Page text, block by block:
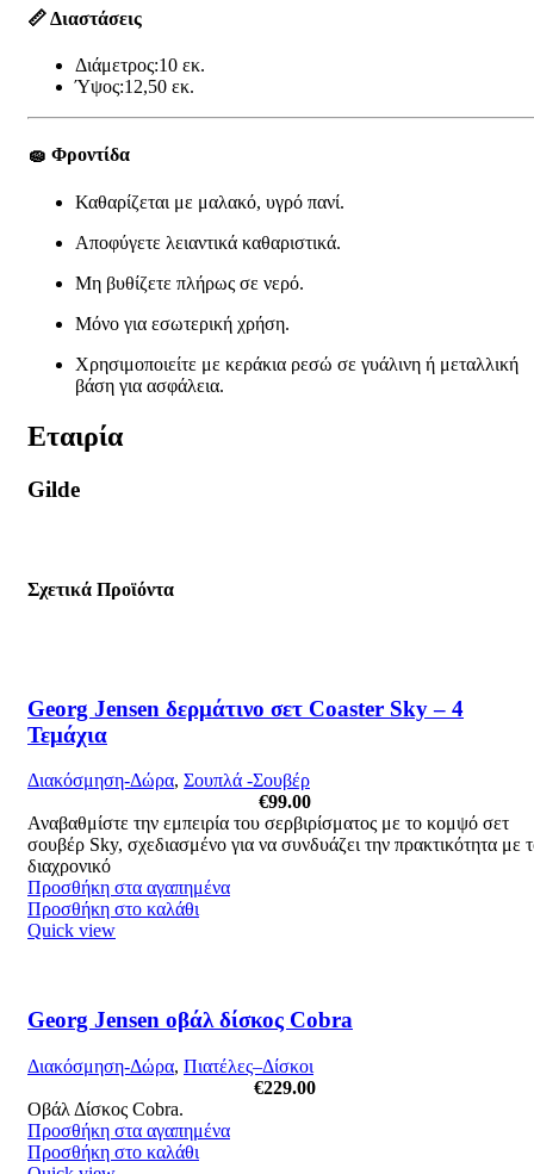
📏Διαστάσεις
Διάμετρος:10 εκ.
Ύψος:12,50 εκ.
🧽 Φροντίδα
Καθαρίζεται με μαλακό, υγρό πανί.
Αποφύγετε λειαντικά καθαριστικά.
Μη βυθίζετε πλήρως σε νερό.
Μόνο για εσωτερική χρήση.
Χρησιμοποιείτε με κεράκια ρεσώ σε γυάλινη ή μεταλλική
βάση για ασφάλεια.
Εταιρία
Gilde
Σχετικά Προϊόντα
Georg Jensen δερμάτινο σετ Coaster Sky – 4
Τεμάχια
Διακόσμηση-Δώρα, Σουπλά -Σουβέρ
€99.00
Αναβαθμίστε την εμπειρία του σερβιρίσματος με το κομψό σετ
σουβέρ Sky, σχεδιασμένο για να συνδυάζει την πρακτικότητα με
διαχρονικό
Προσθήκη στα αγαπημένα
Προσθήκη στο καλάθι
Quick view
Georg Jensen οβάλ δίσκος Cobra
Διακόσμηση-Δώρα, Πιατέλες–Δίσκοι
€229.00
Οβάλ Δίσκος Cobra.
Προσθήκη στα αγαπημένα
Προσθήκη στο καλάθι